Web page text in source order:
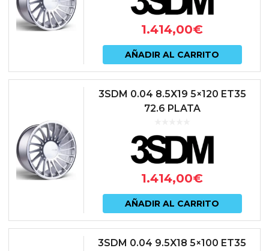
1.414,00€
AÑADIR AL CARRITO
3SDM 0.04 8.5X19 5×120 ET35
72.6 PLATA
1.414,00€
AÑADIR AL CARRITO
3SDM 0.04 9.5X18 5×100 ET35